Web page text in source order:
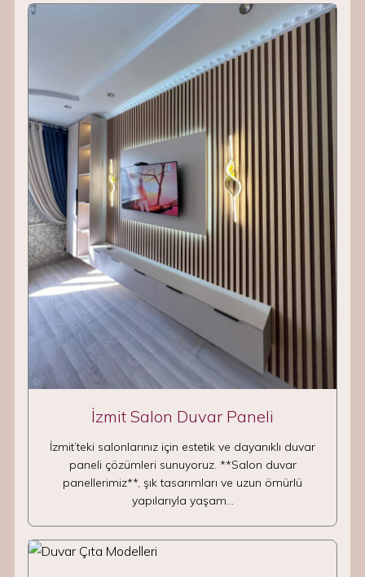
İzmit Salon Duvar Paneli
İzmit’teki salonlarınız için estetik ve dayanıklı duvar
paneli çözümleri sunuyoruz. **Salon duvar
panellerimiz**, şık tasarımları ve uzun ömürlü
yapılarıyla yaşam…